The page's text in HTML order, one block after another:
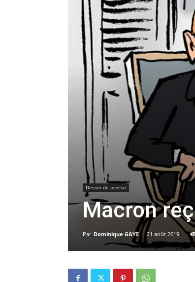
Dessin de presse
Macron
Par Dominique GAYE - 21 août 2019